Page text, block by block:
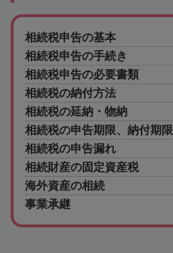
相続税申告の基本
相続税申告の手続き
相続税申告の必要書類
相続税の納付方法
相続税の延納・物納
相続税の申告期限、納付期限
相続税の申告漏れ
相続財産の固定資産税
海外資産の相続
事業承継